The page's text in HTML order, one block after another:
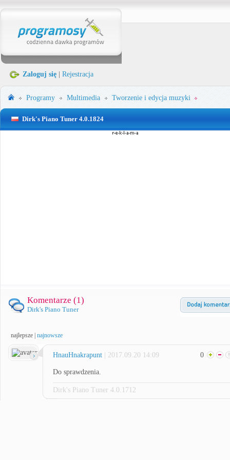
Zaloguj się Rejestracja
Programy Multimedia Tworzenie i edycja muzyki
Dirk's Piano Tuner 4.0.1824
Komentarze (1)
Dirk's Piano Tuner
najlepsze najnowsze
HnauHnakrapunt | 2017.09.20 14:09 0
Do sprawdzenia.
Dirk's Piano Tuner 4.0.1712